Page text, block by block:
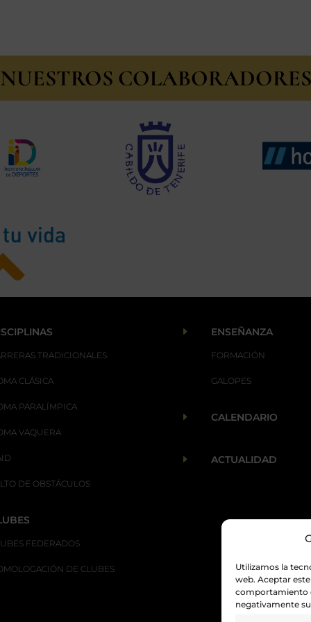
Utilizamos la
web. Aceptar
comportamiento
negativamente
NUESTROS COLABORADORES
TRADICIONALES
CLÁSICA
PARALÍMPICA
VAQUERA
DE OBSTÁCULOS
FEDERADOS
DE CLUBES
E ENSEÑANZA
FORMACIÓN
GALOPES
E CALENDARIO
E ACTUALIDAD